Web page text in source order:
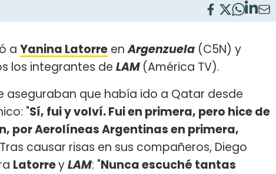
a Yanina Latorre enArgenzuela (C5N) y
los integrantes de LAM (América TV).
aseguraban que había ido a Qatar desde
"Sí, fui y volví. Fui en primera, pero hice de
por Aerolíneas Argentinas en primera,
causar risas en sus compañeros, Diego
LatorreyLAM: "Nunca escuché tantas